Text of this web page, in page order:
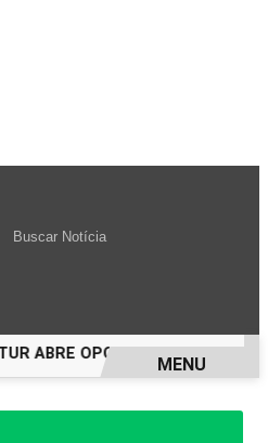
ABRE OPORTUNIDADE PARA
MENU